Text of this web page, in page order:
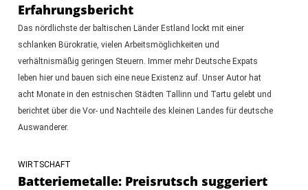
Erfahrungsbericht
Das nördlichste der baltischen Länder Estland lockt mit einer
schlanken Bürokratie, vielen Arbeitsmöglichkeiten und
verhältnismäßig geringen Steuern. Immer mehr Deutsche Expats
leben hier und bauen sich eine neue Existenz auf. Unser Autor hat
acht Monate in den estnischen Städten Tallinn und Tartu gelebt und
berichtet über die Vor- und Nachteile des kleinen Landes für deutsche
Auswanderer.
WIRTSCHAFT
Batteriemetalle: Preisrutsch suggeriert